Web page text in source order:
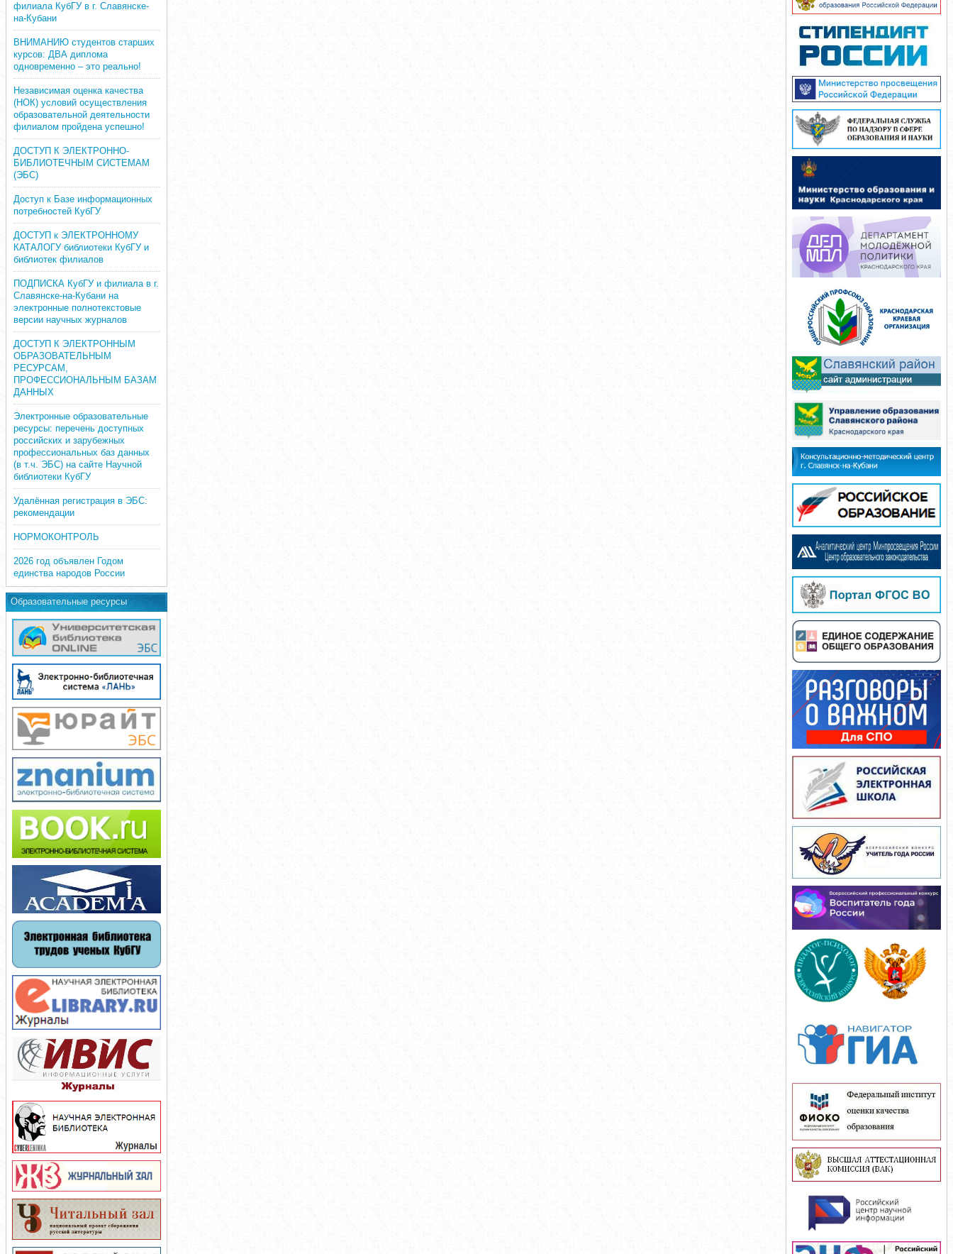
филиала КубГУ в г. Славянске-
на-Кубани
ВНИМАНИЮ студентов старших
курсов: ДВА диплома
одновременно – это реально!
Независимая оценка качества
(НОК) условий осуществления
образовательной деятельности
филиалом пройдена успешно!
ДОСТУП К ЭЛЕКТРОННО-
БИБЛИОТЕЧНЫМ СИСТЕМАМ
(ЭБС)
Доступ к Базе информационных
потребностей КубГУ
ДОСТУП к ЭЛЕКТРОННОМУ
КАТАЛОГУ библиотеки КубГУ и
библиотек филиалов
ПОДПИСКА КубГУ и филиала в г.
Славянске-на-Кубани на
электронные полнотекстовые
версии научных журналов
ДОСТУП К ЭЛЕКТРОННЫМ
ОБРАЗОВАТЕЛЬНЫМ
РЕСУРСАМ,
ПРОФЕССИОНАЛЬНЫМ БАЗАМ
ДАННЫХ
Электронные образовательные
ресурсы: перечень доступных
российских и зарубежных
профессиональных баз данных
(в т.ч. ЭБС) на сайте Научной
библиотеки КубГУ
Удалённая регистрация в ЭБС:
рекомендации
НОРМОКОНТРОЛЬ
2026 год объявлен Годом
единства народов России
Образовательные ресурсы